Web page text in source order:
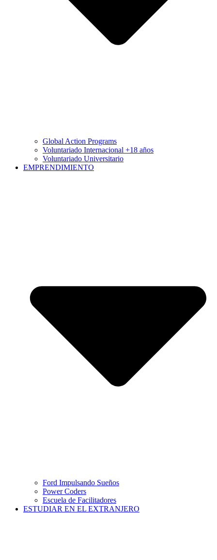
Global Action Programs
Voluntariado Internacional +18 años
Voluntariado Universitario
EMPRENDIMIENTO
Ford Impulsando Sueños
Power Coders
Escuela de Facilitadores
ESTUDIAR EN EL EXTRANJERO